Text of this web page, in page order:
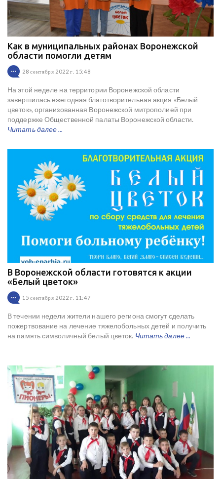
Как в муниципальных районах Воронежской
области помогли детям
28 сентября 2022 г. 15:48
На этой неделе на территории Воронежской области
завершилась ежегодная благотворительная акция «Белый
цветок», организованная Воронежской митрополией при
поддержке Общественной палаты Воронежской области.
Читать далее ...
В Воронежской области готовятся к акции
«Белый цветок»
15 сентября 2022 г. 11:47
В течении недели жители нашего региона смогут сделать
пожертвование на лечение тяжелобольных детей и получить
на память символичный белый цветок. Читать далее ...